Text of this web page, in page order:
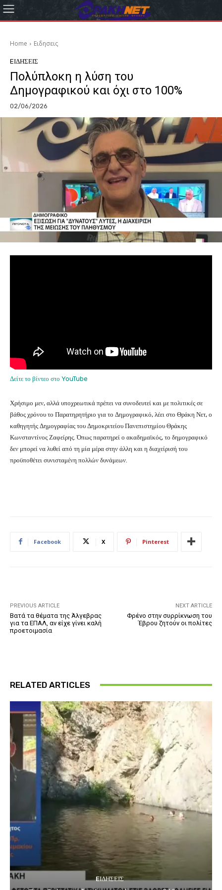
Home Eιδησεις
EΙΔΗΣΕΙΣ
Πολύπλοκη η λύση του
Δημογραφικού και όχι στο 100%
02/06/2026
Δείτε το βίντεο στο YouTube
Χρήσιμο μεν, αλλά υποχρεωτικά πρέπει να συνοδευτεί και με πολιτικές σε
βάθος χρόνου το Παρατηρητήριο για το Δημογραφικό, λέει στο Θράκη Νετ, ο
καθηγητής Δημογραφίας του Δημοκριτείου Πανεπιστημίου Θράκης
Κωνσταντίνος Ζαφείρης. Όπως παρατηρεί ο ακαδημαϊκός, το δημογραφικό
δεν μπορεί να λυθεί από τη μία μέρα στην άλλη και η διαχείρισή του
προϋποθέτει συνισταμένη πολλών δυνάμεων.
Facebook X Pinterest
PREVIOUS ARTICLE
Βατά τα θέματα της Άλγεβρας
για τα ΕΠΑΛ, αν είχε γίνει καλή
προετοιμασία
NEXT ARTICLE
Φρένο στην συρρίκνωση του
Έβρου ζητούν οι πολίτες
RELATED ARTICLES
EΙΔΗΣΕΙΣ